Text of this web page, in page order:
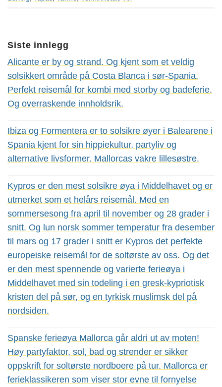
Siste innlegg
Alicante er by og strand. Og kjent som et veldig
solsikkert område på Costa Blanca i sør-Spania.
Perfekt reisemål for kombi med storby og badeferie.
Og overraskende innholdsrik.
Ibiza og Formentera er to solsikre øyer i Balearene i
Spania kjent for sin hippiekultur, partyliv og
alternative livsformer. Mallorcas vakre lillesøstre.
Kypros er den mest solsikre øya i Middelhavet og er
utmerket som et helårs reisemål. Med en
sommersesong fra april til november og 28 grader i
snitt. Og lun norsk sommer temperatur fra desember
til mars og 17 grader i snitt er Kypros det perfekte
europeiske reisemål for de soltørste av oss. Og det
er den mest spennende og varierte ferieøya i
Middelhavet med sin todeling i en gresk-kypriotisk
kristen del på sør, og en tyrkisk muslimsk del på
nordsiden.
Spanske ferieøya Mallorca går aldri ut av moten!
Høy partyfaktor, sol, bad og strender er sikker
oppskrift for soltørste nordboere på tur. Mallorca er
ferieklassikeren som viser stor evne til fornyelse